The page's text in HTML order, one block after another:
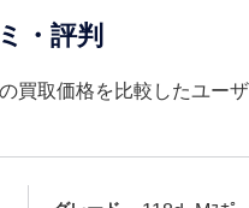
・評判
取価格を比較したユー